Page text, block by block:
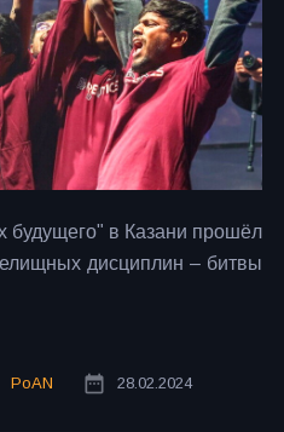
будущего" в Казани прошёл
дисциплин – битвы
PoAN 28.02.2024